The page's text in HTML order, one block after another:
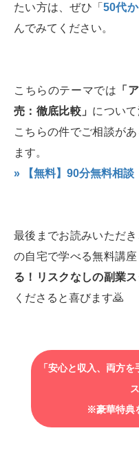
たい方は、ぜひ「 50代
んでみてください。
こちらのテーマでは 「
売：徹底比較」 につい
こちらの件でご相談が
ます。
» 【無料】90分無料相談
最後までお読みいただ
の自宅で学べる無料講座
る！リスクなしの副業ス
くださると喜びます🙇‍
「安心と収入、両方
※豪華特典